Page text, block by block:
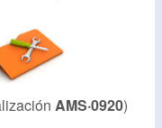
AMS·0920)